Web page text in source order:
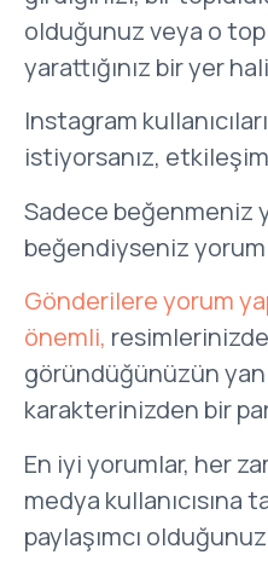
olduğunuz veya o
yarattığınız bir yer
Instagram
istiyorsanız,
Sadece beğenmeniz
beğendiyseniz yorum
Gönderilere yorum
önemli, resimlerinizde
göründüğünüzün
karakterinizden bir
En iyi yorumlar, her
medya kullanıcısına
paylaşımcı